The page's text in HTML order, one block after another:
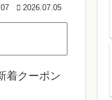
2026.07.05
着クーポン